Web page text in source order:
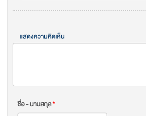
แสดงความคิดเห็น
ชื่อ - นามสกุล*